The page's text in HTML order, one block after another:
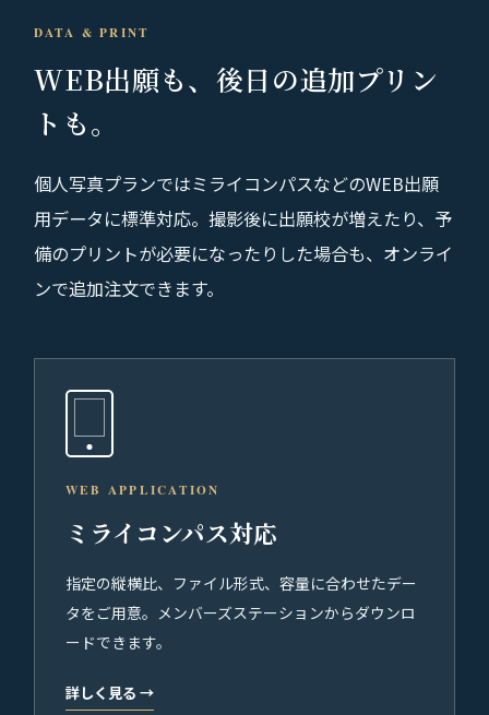
DATA & PRINT
WEB出願も、 後日の追加プリン
トも。
個人写真プランではミライコンパスなどのWEB出願
用データに標準対応。撮影後に出願校が増えたり、予
備のプリントが必要になったりした場合も、オンライ
ンで追加注文できます。
WEB APPLICATION
ミライコンパス対応
指定の縦横比、ファイル形式、容量に合わせたデー
タをご用意。メンバーズステーションからダウンロ
ードできます。
詳しく見る →